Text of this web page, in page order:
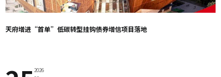
天府增进“首单”低碳转型挂钩债券增信项目落地
2026